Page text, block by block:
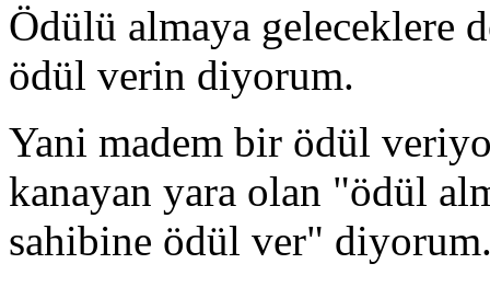
Ödülü almaya geleceklere
ödül verin diyorum.
Yani madem bir ödül
kanayan yara olan "ödül
sahibine ödül ver"